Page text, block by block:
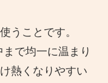
うことです。
で均一に温まり
熱くなりやすい